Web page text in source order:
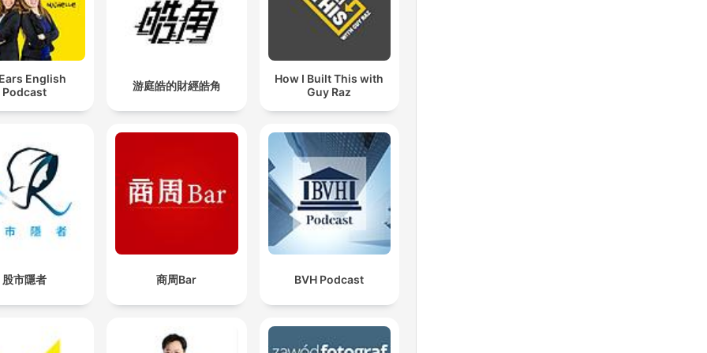
English
Podcast
游庭皓的財經皓角
How I Built This with
Guy Raz
股市隱者 商周Bar BVH Podcast